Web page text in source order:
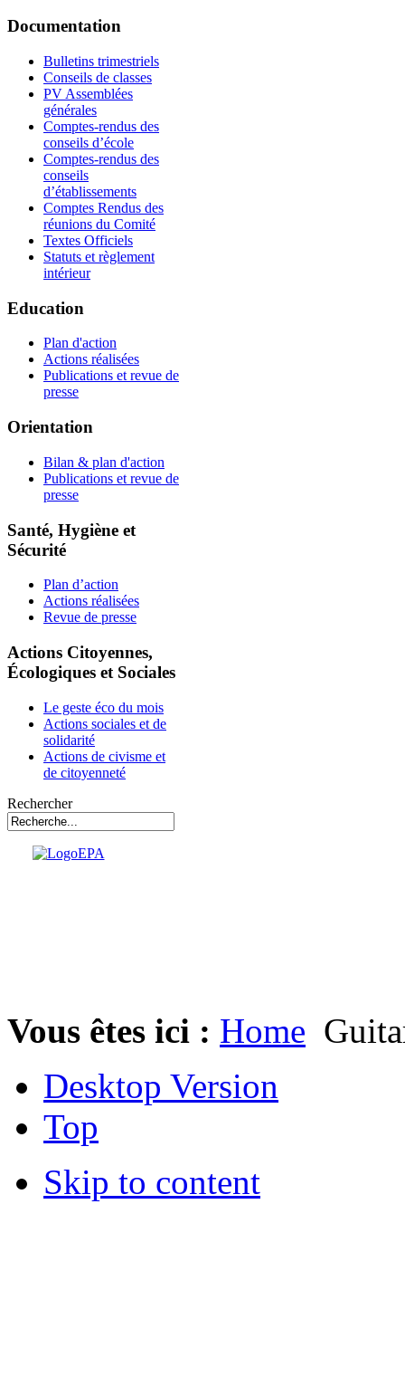
Documentation
Bulletins trimestriels
Conseils de classes
PV Assemblées
générales
Comptes-rendus des
conseils d’école
Comptes-rendus des
conseils
d’établissements
Comptes Rendus des
réunions du Comité
Textes Officiels
Statuts et règlement
intérieur
Education
Plan d'action
Actions réalisées
Publications et revue de
presse
Orientation
Bilan & plan d'action
Publications et revue de
presse
Santé, Hygiène et
Sécurité
Plan d’action
Actions réalisées
Revue de presse
Actions Citoyennes,
Écologiques et Sociales
Le geste éco du mois
Actions sociales et de
solidarité
Actions de civisme et
de citoyenneté
Rechercher
Vous êtes ici : Home
Desktop Version
Top
Skip to content